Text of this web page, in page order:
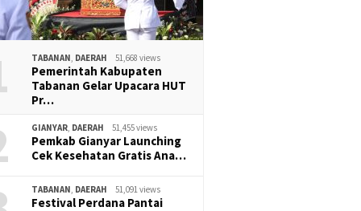
TABANAN, DAERAH 51,668 views
Pemerintah Kabupaten
Tabanan Gelar Upacara HUT
Pr…
GIANYAR, DAERAH 51,455 views
Pemkab Gianyar Launching
Cek Kesehatan Gratis Ana…
TABANAN, DAERAH 51,091 views
Festival Perdana Pantai